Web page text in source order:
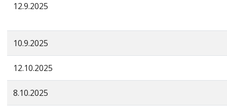
12.9.2025
10.9.2025
12.10.2025
8.10.2025